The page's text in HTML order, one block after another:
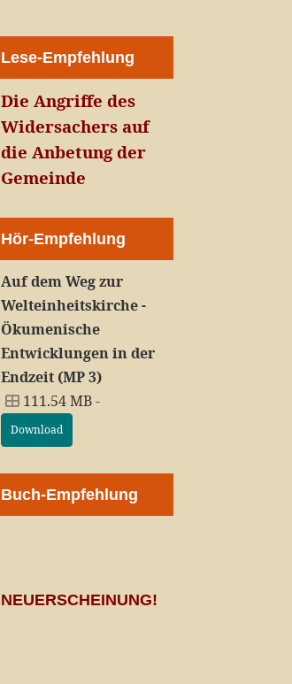
Lese-Empfehlung
Die Angriffe des
Widersachers auf
die Anbetung der
Gemeinde
Hör-Empfehlung
Auf dem Weg zur
Welteinheitskirche -
Ökumenische
Entwicklungen in der
Endzeit (MP 3)
111.54 MB -
Download
Buch-Empfehlung
NEUERSCHEINUNG!